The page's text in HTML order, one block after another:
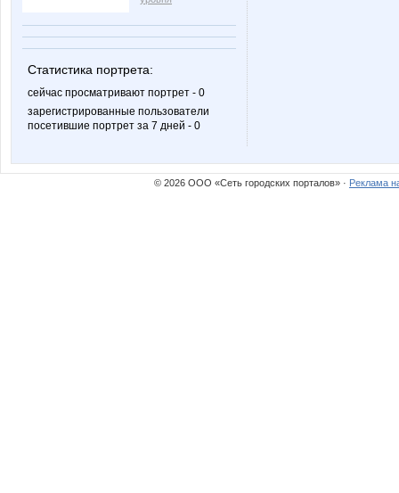
Статистика портрета:
сейчас просматривают портрет - 0
зарегистрированные пользователи
посетившие портрет за 7 дней - 0
© 2026 ООО «Сеть городских порталов» · Реклама